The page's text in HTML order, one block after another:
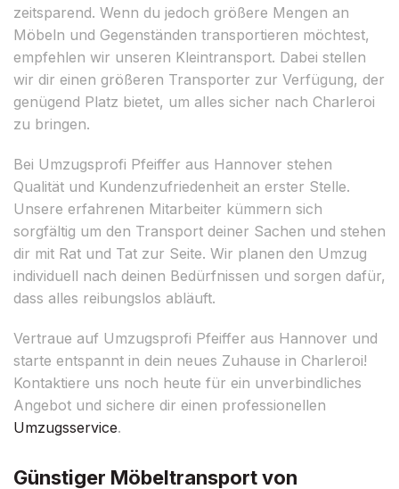
zeitsparend. Wenn du jedoch größere Mengen an
Möbeln und Gegenständen transportieren möchtest,
empfehlen wir unseren Kleintransport. Dabei stellen
wir dir einen größeren Transporter zur Verfügung, der
genügend Platz bietet, um alles sicher nach Charleroi
zu bringen.
Bei Umzugsprofi Pfeiffer aus Hannover stehen
Qualität und Kundenzufriedenheit an erster Stelle.
Unsere erfahrenen Mitarbeiter kümmern sich
sorgfältig um den Transport deiner Sachen und stehen
dir mit Rat und Tat zur Seite. Wir planen den Umzug
individuell nach deinen Bedürfnissen und sorgen dafür,
dass alles reibungslos abläuft.
Vertraue auf Umzugsprofi Pfeiffer aus Hannover und
starte entspannt in dein neues Zuhause in Charleroi!
Kontaktiere uns noch heute für ein unverbindliches
Angebot und sichere dir einen professionellen
Umzugsservice.
Günstiger Möbeltransport von